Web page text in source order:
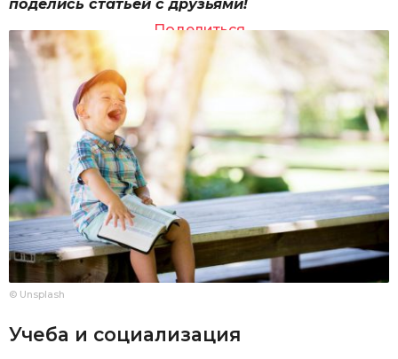
поделись статьей с друзьями!
Поделиться
© Unsplash
Учеба и социализация